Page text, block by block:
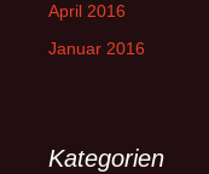
April 2016
Januar 2016
Kategorien